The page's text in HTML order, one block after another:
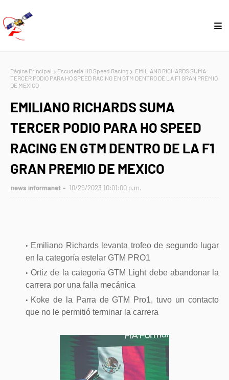
Página Principal Escudería HO Speed Racing
EMILIANO RICHARDS SUMA
TERCER PODIO PARA HO SPEED RACING EN GTM DENTRO DE LA F1 GRAN PREMIO
DE MEXICO
EMILIANO RICHARDS SUMA
TERCER PODIO PARA HO SPEED
RACING EN GTM DENTRO DE LA F1
GRAN PREMIO DE MEXICO
news informanet 10/29/2023 10:01:00 p.m.
Emiliano Richards levanta trofeo de segundo lugar
en la categoría estelar GTM PRO1
Ortiz de la categoría GTM Light debe abandonar la
carrera por una falla mecánica
Koke de la Parra de GTM Pro1, tuvo un contacto
que no le permitió terminar la carrera